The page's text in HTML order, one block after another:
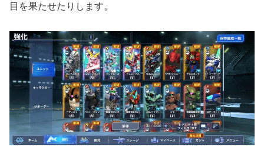
目を果たせたりします。